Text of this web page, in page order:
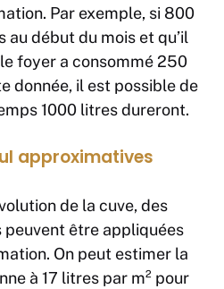
Par exemple, si 800
début du mois et qu’il
foyer a consommé 250
donnée, il est possible de
1000 litres dureront.
approximatives
de la cuve, des
être appliquées
On peut estimer la
à 17 litres par m² pour